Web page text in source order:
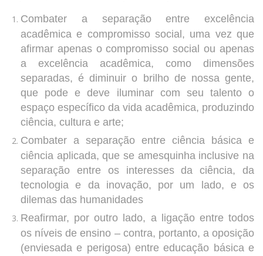
Combater a separação entre excelência
acadêmica e compromisso social, uma vez que
afirmar apenas o compromisso social ou apenas
a excelência acadêmica, como dimensões
separadas, é diminuir o brilho de nossa gente,
que pode e deve iluminar com seu talento o
espaço específico da vida acadêmica, produzindo
ciência, cultura e arte;
Combater a separação entre ciência básica e
ciência aplicada, que se amesquinha inclusive na
separação entre os interesses da ciência, da
tecnologia e da inovação, por um lado, e os
dilemas das humanidades
Reafirmar, por outro lado, a ligação entre todos
os níveis de ensino – contra, portanto, a oposição
(enviesada e perigosa) entre educação básica e